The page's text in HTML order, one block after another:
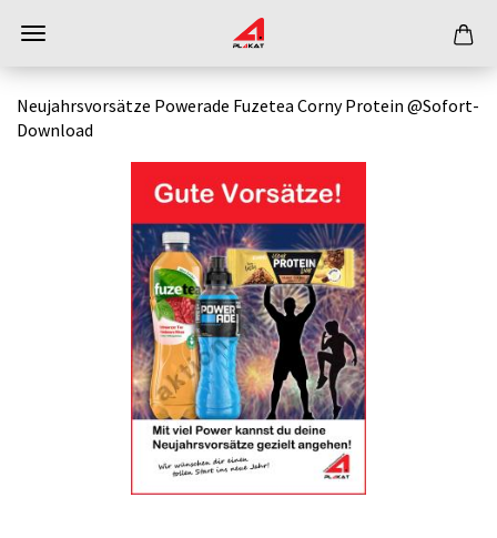
Neujahrsvorsätze Powerade Fuzetea Corny Protein @Sofort-
Download